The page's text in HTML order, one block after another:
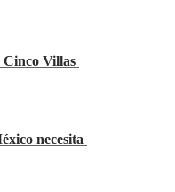
Cinco Villas
necesita